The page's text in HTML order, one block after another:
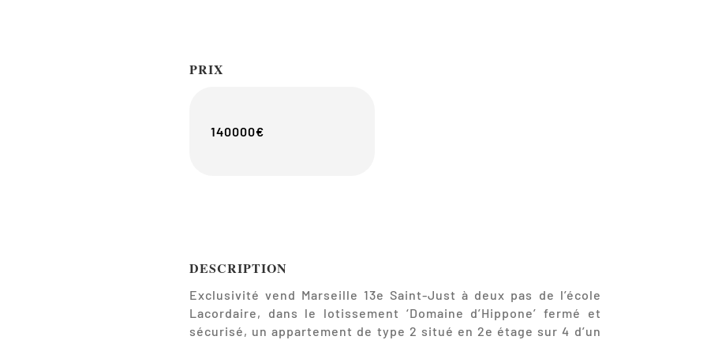
PRIX
140000€
DESCRIPTION
Exclusivité vend Marseille 13e Saint-Just à deux pas de l’école
Lacordaire, dans le lotissement ‘Domaine d’Hippone’ fermé et
sécurisé, un appartement de type 2 situé en 2e étage sur 4 d’un